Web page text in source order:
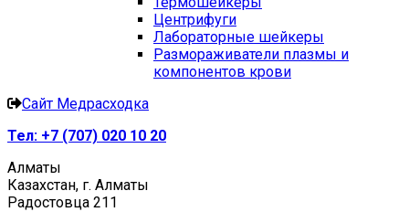
Центрифуги
Лабораторные шейкеры
Размораживатели плазмы и
компонентов крови
Сайт Медрасходка
Тел: +7 (707) 020 10 20
Алматы
Казахстан, г. Алматы
Радостовца 211